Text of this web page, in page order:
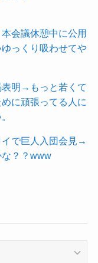
会議休憩中に公用
っくり吸わせてや
明→もっと若くて
に頑張ってる人に
で巨人入団会見→
？？www